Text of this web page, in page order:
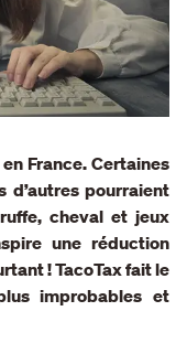
France. Certaines
d’autres pourraient
cheval et jeux
une réduction
! TacoTax fait le
improbables et